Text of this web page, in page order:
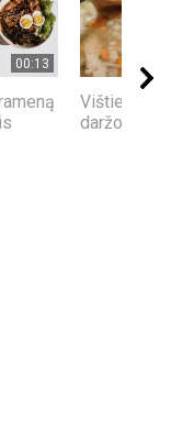
00:13
Vištienos
daržovėmis